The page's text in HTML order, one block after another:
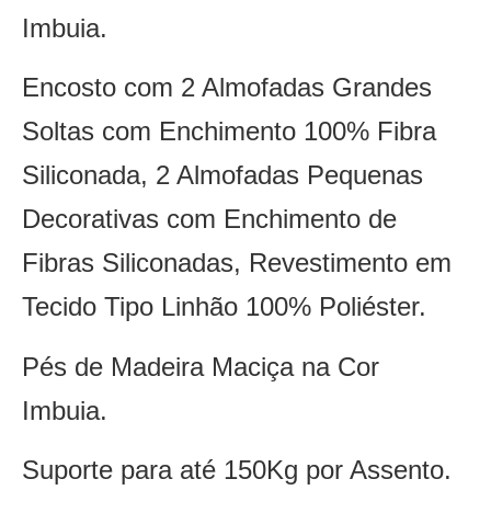
Imbuia.
Encosto com 2 Almofadas Grandes
Soltas com Enchimento 100% Fibra
Siliconada, 2 Almofadas Pequenas
Decorativas com Enchimento de
Fibras Siliconadas, Revestimento em
Tecido Tipo Linhão 100% Poliéster.
Pés de Madeira Maciça na Cor
Imbuia.
Suporte para até 150Kg por Assento.